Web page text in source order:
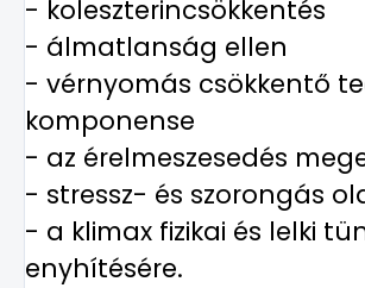
- koleszterincsökkentés
- álmatlanság ellen
- vérnyomás csökkentő
komponense
- az érelmeszesedés
- stressz- és szorongás
- a klimax fizikai és lelki
enyhítésére.